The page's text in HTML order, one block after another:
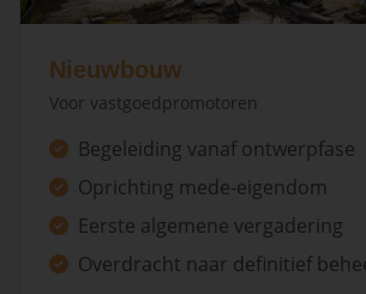
Nieuwbouw
Voor vastgoedpromotoren
Begeleiding vanaf ontwerpfase
Oprichting mede-eigendom
Eerste algemene vergadering
Overdracht naar definitief